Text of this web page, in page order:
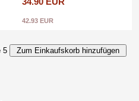
42.93 EUR
5